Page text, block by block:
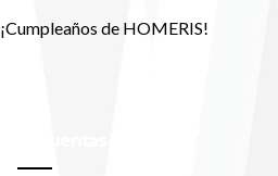
¡Cumpleaños de HOMERIS!